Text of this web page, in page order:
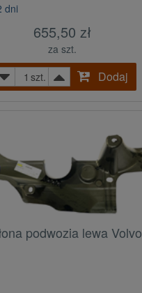
dni
655,50 zł
za szt.
szt.
Dodaj
podwozia lewa Volvo